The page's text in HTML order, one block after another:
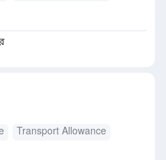
Transport Allowance